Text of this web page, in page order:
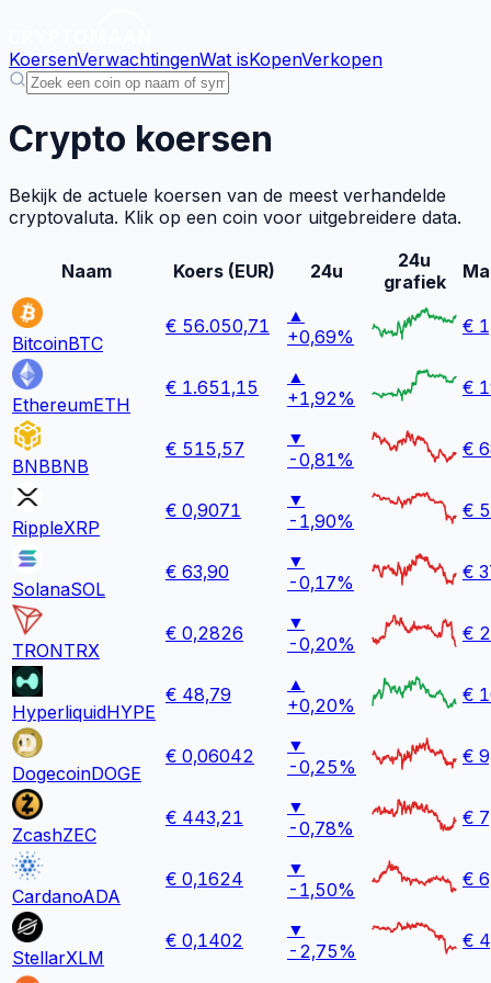
KoersenVerwachtingenWat isKopenVerkopen
Crypto koersen
Bekijk de actuele koersen van de meest verhandelde
cryptovaluta. Klik op een coin voor uitgebreidere data.
Naam Koers (EUR) 24u
24u
grafiek
BitcoinBTC
€ 56.050,71
▲
+0,69%
€
EthereumETH
€ 1.651,15
▲
+1,92%
€
BNBBNB
€ 515,57
▼
-0,81%
€
RippleXRP
€ 0,9071
▼
-1,90%
€
SolanaSOL
€ 63,90
▼
-0,17%
€
TRONTRX
€ 0,2826
▼
-0,20%
€
HyperliquidHYPE
€ 48,79
▲
+0,20%
€
DogecoinDOGE
€ 0,06042
▼
-0,25%
€
ZcashZEC
€ 443,21
▼
-0,78%
€
CardanoADA
€ 0,1624
▼
-1,50%
€
StellarXLM
€ 0,1402
▼
-2,75%
€